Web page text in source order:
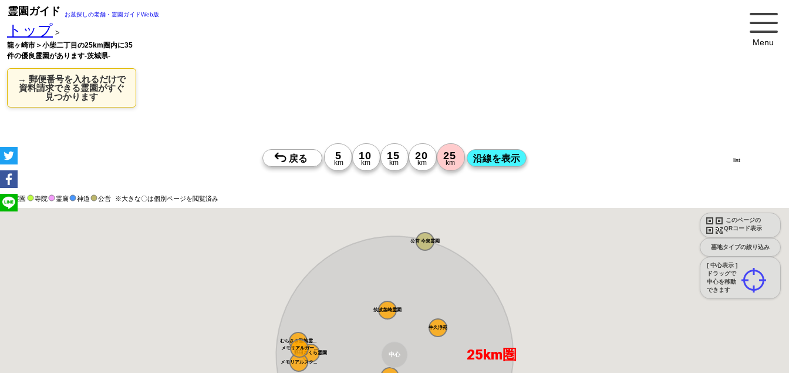
Menu
霊園ガイド お墓探しの老舗・霊園ガイドWeb版
トップ >
龍ヶ崎市＞小柴二丁目の25km圏内に35
件の優良霊園があります-茨城県-
→ 郵便番号を入れるだけで
資料請求できる霊園がすぐ
見つかります
霊園 寺院 霊廟 神道 公営 ※大きな〇は個別ページを閲覧済み
このページの
QRコード表示
墓地タイプの絞り込み
[ 中心表示 ]
ドラッグで
中心を移動
できます
list
牛久浄苑
筑波茎崎霊園
公営 今泉霊園
むらさき聖地霊...
野田さくら霊園
メモリアルスク...
メモリアルガー...
中心 25km圏